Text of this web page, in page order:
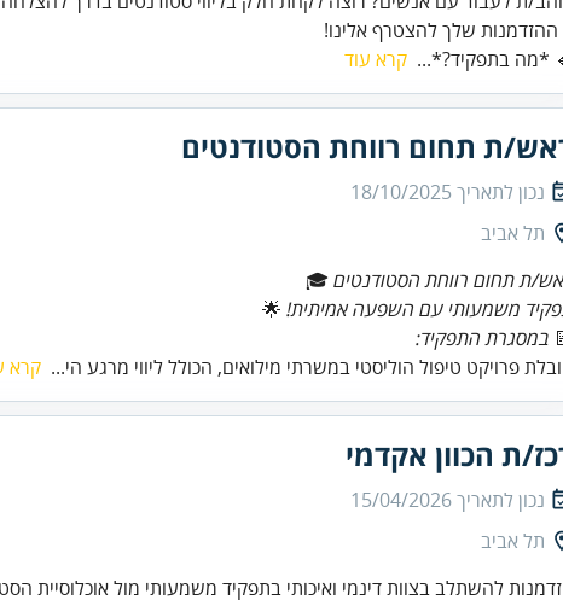
ההזדמנות שלך להצטרף אלינו!
*מה בתפקיד?*... קרא עוד
ת תחום רווחת הסטודנטים
נכון לתאריך18/10/2025
תל אביב
ת תחום רווחת הסטודנטים 🎓
משמעותי עם השפעה אמיתית!
במסגרת התפקיד:
פרויקט טיפול הוליסטי במשרתי מילואים, הכולל ליווי מרגע הי... קרא
ת הכוון אקדמי
נכון לתאריך15/04/2026
תל אביב
להשתלב בצוות דינמי ואיכותי בתפקיד משמעותי מול אוכלוסיית